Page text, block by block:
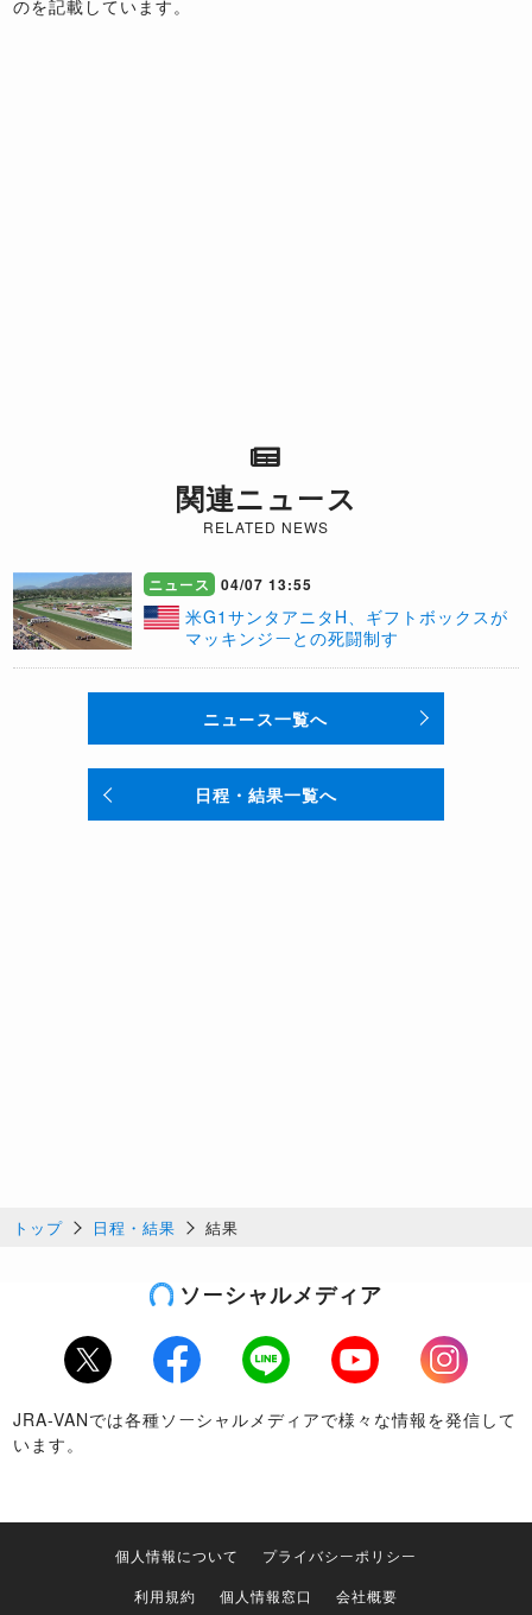
のを記載しています。
関連ニュース
RELATED NEWS
ニュース 04/07 13:55
米G1サンタアニタH、ギフトボックスが
マッキンジーとの死闘制す
ニュース一覧へ
日程・結果一覧へ
トップ 日程・結果 結果
ソーシャルメディア
Twitter Facebook LINE Youtube
Instagram
JRA-VANでは各種ソーシャルメディアで様々な情報を発信して
います。
個人情報について
プライバシーポリシー
利用規約
個人情報窓口 会社概要